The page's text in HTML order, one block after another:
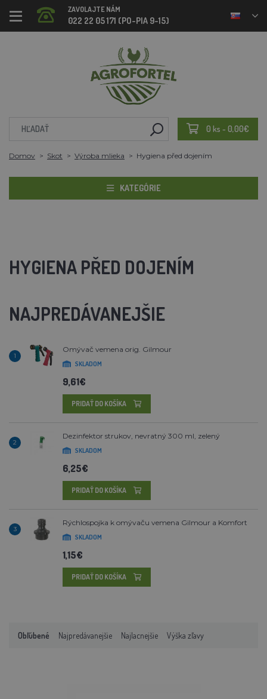
ZAVOLAJTE NÁM
022 22 05 171 (PO-PIA 9-15)
0 ks - 0,00€
Domov Skot Výroba mlieka Hygiena před dojením
KATEGÓRIE
HYGIENA PŘED DOJENÍM
NAJPREDÁVANEJŠIE
1
Omývač vemena orig. Gilmour
SKLADOM
9,61€
PRIDAŤ DO KOŠÍKA
2
Dezinfektor strukov, nevratný 300 ml, zelený
SKLADOM
6,25€
PRIDAŤ DO KOŠÍKA
3
Rýchlospojka k omývaču vemena Gilmour a Komfort
SKLADOM
1,15€
PRIDAŤ DO KOŠÍKA
Obľúbené Najpredávanejšie Najlacnejšie Výška zľavy